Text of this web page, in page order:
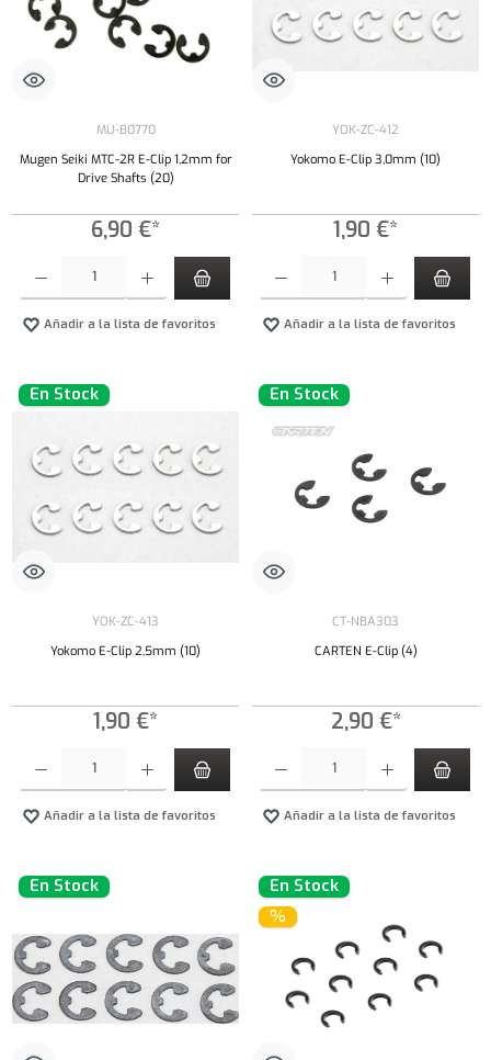
MU-B0770
Mugen Seiki MTC-2R E-Clip 1,2mm for
Drive Shafts (20)
6,90 €*
Añadir a la lista de favoritos
YOK-ZC-412
Yokomo E-Clip 3,0mm (10)
1,90 €*
Añadir a la lista de favoritos
En Stock
YOK-ZC-413
Yokomo E-Clip 2,5mm (10)
1,90 €*
Añadir a la lista de favoritos
En Stock
CT-NBA303
CARTEN E-Clip (4)
2,90 €*
Añadir a la lista de favoritos
En Stock
En Stock
%